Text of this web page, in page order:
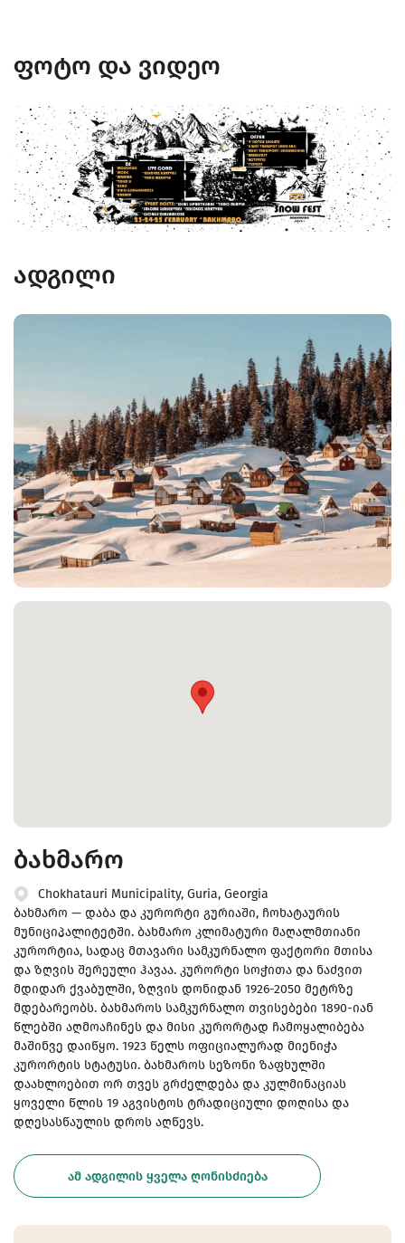
ფოტო და ვიდეო
ადგილი
ბახმარო
Chokhatauri Municipality, Guria, Georgia
ბახმარო — დაბა და კურორტი გურიაში, ჩოხატაურის
მუნიციპალიტეტში. ბახმარო კლიმატური მაღალმთიანი
კურორტია, სადაც მთავარი სამკურნალო ფაქტორი მთისა
და ზღვის შერეული ჰავაა. კურორტი სოჭითა და ნაძვით
მდიდარ ქვაბულში, ზღვის დონიდან 1926-2050 მეტრზე
მდებარეობს. ბახმაროს სამკურნალო თვისებები 1890-იან
წლებში აღმოაჩინეს და მისი კურორტად ჩამოყალიბება
მაშინვე დაიწყო. 1923 წელს ოფიციალურად მიენიჭა
კურორტის სტატუსი. ბახმაროს სეზონი ზაფხულში
დაახლოებით ორ თვეს გრძელდება და კულმინაციას
ყოველი წლის 19 აგვისტოს ტრადიციული დოღისა და
დღესასწაულის დროს აღწევს.
ᲐᲛ ᲐᲓᲒᲘᲚᲘᲡ ᲧᲕᲔᲚᲐ ᲦᲝᲜᲘᲡᲫᲘᲔᲑᲐ